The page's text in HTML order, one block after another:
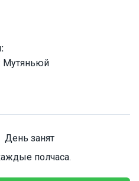
Мутяньюй
День занят
полчаса.